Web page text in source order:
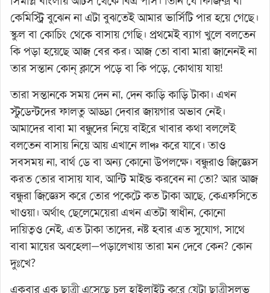
কেমিস্ট্রি বুঝেন না এটা বুঝতেই আমার ভার্সিটি পার হয়ে গেছে।
স্কুল বা কোচিং থেকে বাসায় গেছি। প্রথমেই ব্যাগ খুলে বলতেন
কি পড়া হয়েছে আজ বের কর। আজ তো বাবা মারা জানেনই না
তার সন্তান কোন্ ক্লাসে পড়ে বা কি পড়ে, কোথায় যায়!
তারা সন্তানকে সময় দেন না, দেন কাড়ি কাড়ি টাকা। এখন
স্টুডেন্টদের ফালতু আড্ডা দেবার জায়গার অভাব নেই।
আমাদের বাবা মা বন্ধুদের নিয়ে বাইরে খাবার কথা বললেই
বলতেন বাসায় নিয়ে আয় এখানে লাঞ্চ করে যাবে। তাও
সবসময় না, বার্থ ডে বা অন্য কোনো উপলক্ষে। বন্ধুরাও জিজ্ঞেস
করত তোর বাসায় যাব, আন্টি মাইন্ড করবেন না তো? আর আজ
বন্ধুরা জিজ্ঞেস করে তোর পকেটে কত টাকা আছে, কেএফসিতে
খাওয়া। অর্থাৎ ছেলেমেয়েরা এখন এতটা স্বাধীন, কোনো
দায়িত্বও নেই, এত টাকা তাদের, নষ্ট হবার এত সুযোগ, সাথে
বাবা মায়ের অবহেলা—পড়ালেখায় তারা মন দেবে কেন? কোন
দুঃখে?
একবার এক ছাত্রী এসেছে চুল হাইলাইট করে যেটা ছাত্রীসুলভ